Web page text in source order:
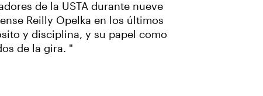
de la USTA durante nueve
Reilly Opelka en los últimos
y disciplina, y su papel como
de la gira. "